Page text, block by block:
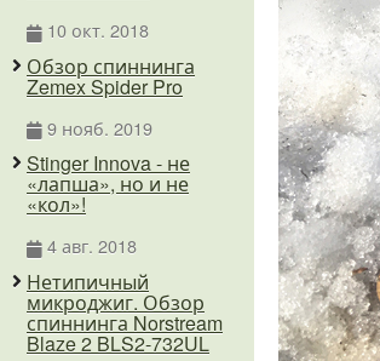
10 окт. 2018
Обзор спиннинга
Zemex Spider Pro
9 нояб. 2019
Stinger Innova - не
«лапша», но и не
«кол»!
4 авг. 2018
Нетипичный
микроджиг. Обзор
спиннинга Norstream
Blaze 2 BLS2-732UL